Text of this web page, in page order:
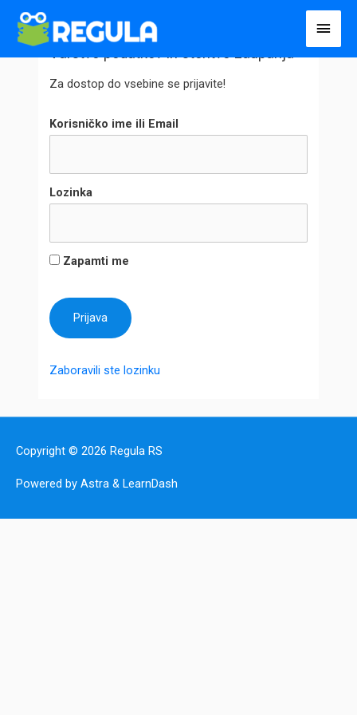
Пређи
Za dostop do vsebine se prijavite!
Korisničko ime ili Email
Lozinka
Zapamti me
Zaboravili ste lozinku
Copyright © 2026 Regula RS
Powered by Astra & LearnDash